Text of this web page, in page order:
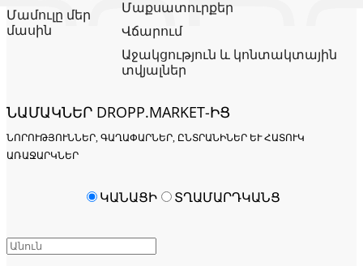
Մամուլը մեր
մասին
Մաքսատուրքեր
Վճարում
Աջակցություն և կոնտակտային
տվյալներ
ՆԱՄԱԿՆԵՐ DROPP.MARKET-ԻՑ
ՆՈՐՈՒԹՅՈՒՆՆԵՐ, ԳԱՂԱՓԱՐՆԵՐ, ԸՆՏՐԱՆԻՆԵՐ ԵՒ ՀԱՏՈՒԿ Ա
ՌԱՋԱՐԿՆԵՐ
ԿԱՆԱՑԻ ՏՂԱՄԱՐԴԿԱՆՑ